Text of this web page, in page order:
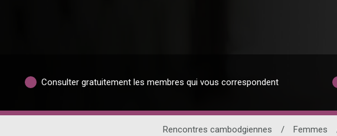
Consulter gratuitement les membres qui vous correspondent
Rencontres cambodgiennes / Femmes